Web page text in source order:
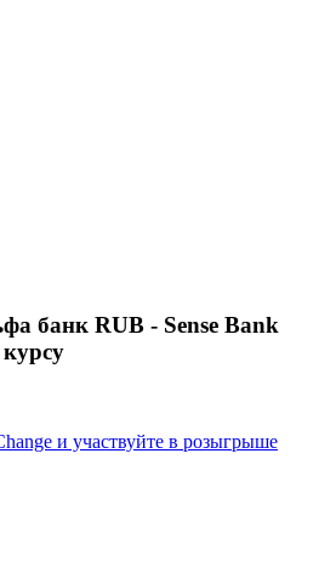
банк RUB - Sense Bank
и участвуйте в розыгрыше